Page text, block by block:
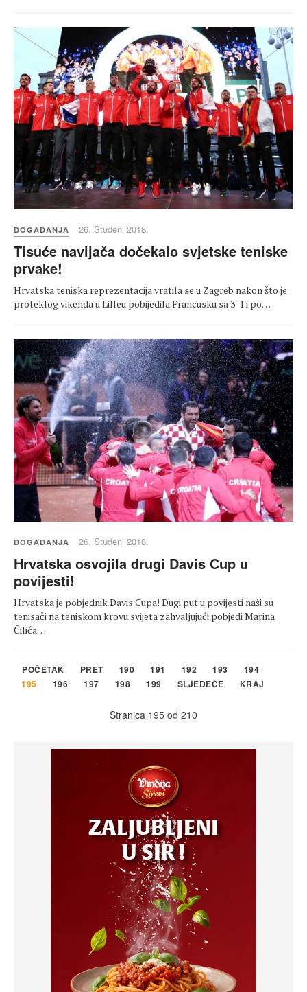
DOGAĐANJA 26. Studeni 2018.
Tisuće navijača dočekalo svjetske teniske
prvake!
Hrvatska teniska reprezentacija vratila se u Zagreb nakon što je
proteklog vikenda u Lilleu pobijedila Francusku sa 3-1 i po…
DOGAĐANJA 26. Studeni 2018.
Hrvatska osvojila drugi Davis Cup u
povijesti!
Hrvatska je pobjednik Davis Cupa! Dugi put u povijesti naši su
tenisači na teniskom krovu svijeta zahvaljujući pobjedi Marina
Čilića…
POČETAK PRET 190 191 192 193
194
195
196 197 198 199 SLJEDEĆE KRAJ
Stranica 195 od 210